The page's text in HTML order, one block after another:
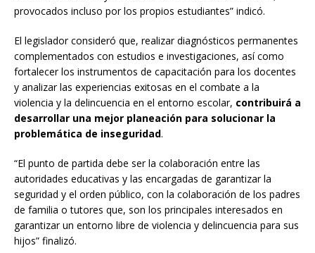
provocados incluso por los propios estudiantes” indicó.
El legislador consideró que, realizar diagnósticos permanentes
complementados con estudios e investigaciones, así como
fortalecer los instrumentos de capacitación para los docentes
y analizar las experiencias exitosas en el combate a la
violencia y la delincuencia en el entorno escolar, contribuirá a
desarrollar una mejor planeación para solucionar la
problemática de inseguridad.
“El punto de partida debe ser la colaboración entre las
autoridades educativas y las encargadas de garantizar la
seguridad y el orden público, con la colaboración de los padres
de familia o tutores que, son los principales interesados en
garantizar un entorno libre de violencia y delincuencia para sus
hijos” finalizó.